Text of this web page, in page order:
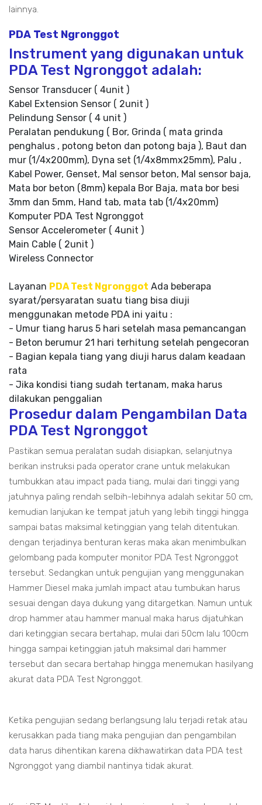
lainnya.
PDA Test Ngronggot
Instrument yang digunakan untuk
PDA Test Ngronggot adalah:
Sensor Transducer ( 4unit )
Kabel Extension Sensor ( 2unit )
Pelindung Sensor ( 4 unit )
Peralatan pendukung ( Bor, Grinda ( mata grinda
penghalus , potong beton dan potong baja ), Baut dan
mur (1/4x200mm), Dyna set (1/4x8mmx25mm), Palu ,
Kabel Power, Genset, Mal sensor beton, Mal sensor baja,
Mata bor beton (8mm) kepala Bor Baja, mata bor besi
3mm dan 5mm, Hand tab, mata tab (1/4x20mm)
Komputer PDA Test Ngronggot
Sensor Accelerometer ( 4unit )
Main Cable ( 2unit )
Wireless Connector
Layanan PDA Test Ngronggot Ada beberapa
syarat/persyaratan suatu tiang bisa diuji
menggunakan metode PDA ini yaitu :
- Umur tiang harus 5 hari setelah masa pemancangan
- Beton berumur 21 hari terhitung setelah pengecoran
- Bagian kepala tiang yang diuji harus dalam keadaan
rata
- Jika kondisi tiang sudah tertanam, maka harus
dilakukan penggalian
Prosedur dalam Pengambilan Data
PDA Test Ngronggot
Pastikan semua peralatan sudah disiapkan, selanjutnya
berikan instruksi pada operator crane untuk melakukan
tumbukkan atau impact pada tiang, mulai dari tinggi yang
jatuhnya paling rendah selbih-lebihnya adalah sekitar 50 cm,
kemudian lanjukan ke tempat jatuh yang lebih tinggi hingga
sampai batas maksimal ketinggian yang telah ditentukan.
dengan terjadinya benturan keras maka akan menimbulkan
gelombang pada komputer monitor PDA Test Ngronggot
tersebut. Sedangkan untuk pengujian yang menggunakan
Hammer Diesel maka jumlah impact atau tumbukan harus
sesuai dengan daya dukung yang ditargetkan. Namun untuk
drop hammer atau hammer manual maka harus dijatuhkan
dari ketinggian secara bertahap, mulai dari 50cm lalu 100cm
hingga sampai ketinggian jatuh maksimal dari hammer
tersebut dan secara bertahap hingga menemukan hasilyang
akurat data PDA Test Ngronggot.
Ketika pengujian sedang berlangsung lalu terjadi retak atau
kerusakkan pada tiang maka pengujian dan pengambilan
data harus dihentikan karena dikhawatirkan data PDA test
Ngronggot yang diambil nantinya tidak akurat.